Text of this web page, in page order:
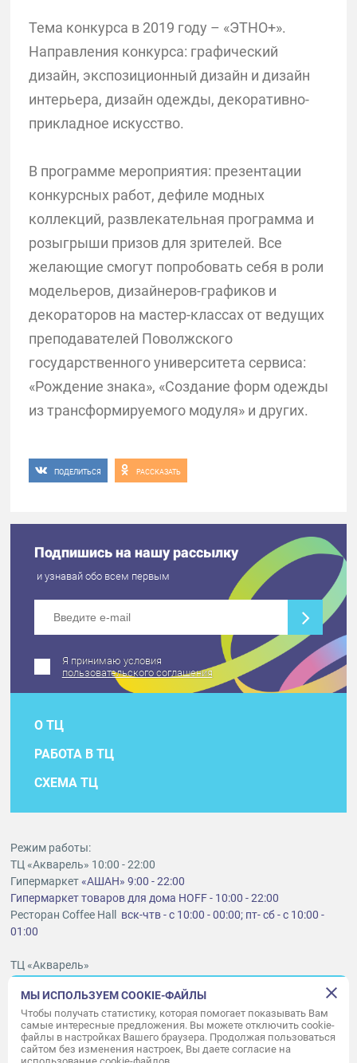
Тема конкурса в 2019 году – «ЭТНО+».
Направления конкурса: графический
дизайн, экспозиционный дизайн и дизайн
интерьера, дизайн одежды, декоративно-
прикладное искусство.
В программе мероприятия: презентации
конкурсных работ, дефиле модных
коллекций, развлекательная программа и
розыгрыши призов для зрителей. Все
желающие смогут попробовать себя в роли
модельеров, дизайнеров-графиков и
декораторов на мастер-классах от ведущих
преподавателей Поволжского
государственного университета сервиса:
«Рождение знака», «Создание форм одежды
из трансформируемого модуля» и других.
ПОДЕЛИТЬСЯ РАССКАЗАТЬ
Подпишись на нашу рассылку
и узнавай обо всем первым
Я принимаю условия
пользовательского соглашения
О ТЦ
РАБОТА В ТЦ
СХЕМА ТЦ
Режим работы:
ТЦ «Акварель» 10:00 - 22:00
Гипермаркет«АШАН» 9:00 - 22:00
Гипермаркет товаров для дома HOFF - 10:00 - 22:00
Ресторан Coffee Hall вск-чтв - с 10:00 - 00:00; пт- сб - с 10:00 -
01:00
ТЦ «Акварель»
lt@aquarelle-centre.ru
ООО «Акварель»
© «Акварель» 2010–2026. Все права защищены.
МЫ ИСПОЛЬЗУЕМ COOKIE-ФАЙЛЫ
Чтобы получать статистику, которая помогает показывать Вам
самые интересные предложения. Вы можете отключить cookie-
файлы в настройках Вашего браузера. Продолжая пользоваться
сайтом без изменения настроек, Вы даете согласие на